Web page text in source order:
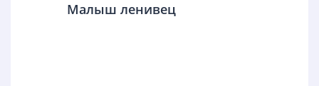
Малыш ленивец